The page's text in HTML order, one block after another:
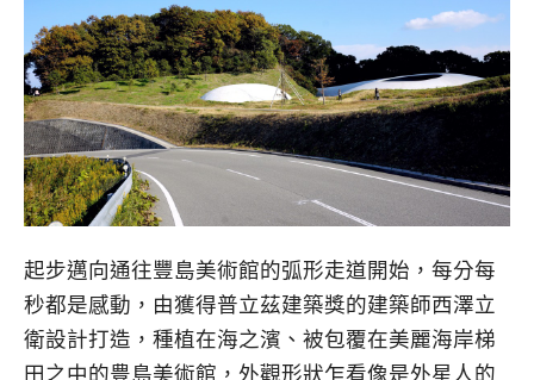
起步邁向通往豐島美術館的弧形走道開始，每分每
秒都是感動，由獲得普立茲建築獎的建築師西澤立
衛設計打造，種植在海之濱、被包覆在美麗海岸梯
田之中的豊島美術館，外觀形狀乍看像是外星人的